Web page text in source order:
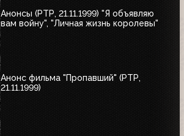
Анонсы (РТР, 21.11.1999) "Я объявляю
вам войну", "Личная жизнь королевы"
Анонс фильма "Пропавший" (РТР,
21.11.1999)